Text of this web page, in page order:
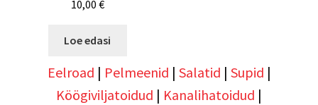
10,00 €
Loe edasi
Eelroad | Pelmeenid | Salatid | Supid |
Köögiviljatoidud | Kanalihatoidud |